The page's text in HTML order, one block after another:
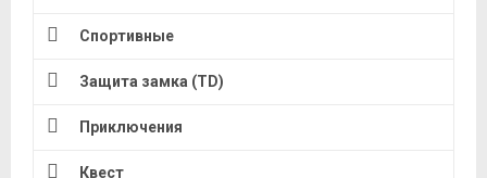
Спортивные
Защита замка (TD)
Приключения
Квест